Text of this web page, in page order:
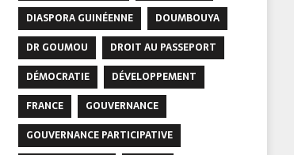
DIASPORA GUINÉENNE
DOUMBOUYA
DR GOUMOU
DROIT AU PASSEPORT
DÉMOCRATIE
DÉVELOPPEMENT
FRANCE
GOUVERNANCE
GOUVERNANCE PARTICIPATIVE